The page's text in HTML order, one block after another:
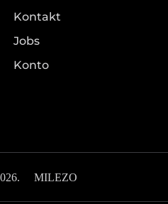
Kontakt
Jobs
Konto
MILEZO